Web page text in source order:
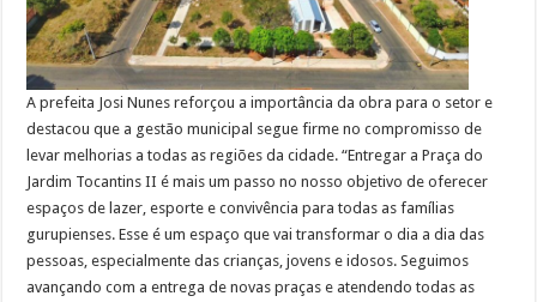
A prefeita Josi Nunes reforçou a importância da obra para o setor e
destacou que a gestão municipal segue firme no compromisso de
levar melhorias a todas as regiões da cidade. “Entregar a Praça do
Jardim Tocantins II é mais um passo no nosso objetivo de oferecer
espaços de lazer, esporte e convivência para todas as famílias
gurupienses. Esse é um espaço que vai transformar o dia a dia das
pessoas, especialmente das crianças, jovens e idosos. Seguimos
avançando com a entrega de novas praças e atendendo todas as